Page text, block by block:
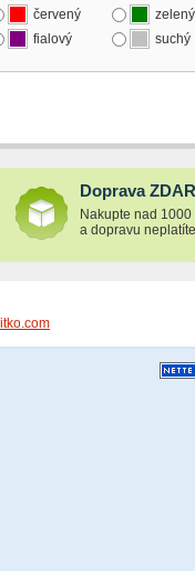
červený
zelený
fialový
suchý
Doprava
Nakupte nad 1000
a dopravu